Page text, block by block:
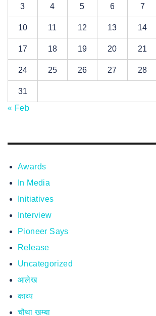
3 4 5 6 7
10 11 12 13 14
17 18 19 20 21
24 25 26 27 28
31
« Feb
Awards
In Media
Initiatives
Interview
Pioneer Says
Release
Uncategorized
आलेख
काव्य
चौथा खम्बा